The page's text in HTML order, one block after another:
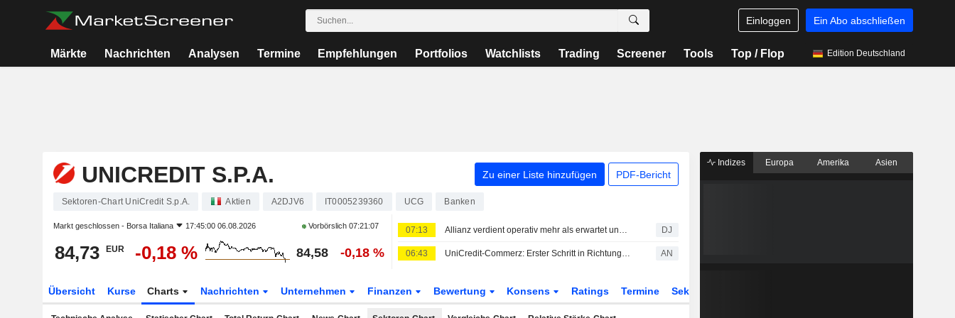
Einloggen Ein Abo abschließen
Märkte Nachrichten Analysen Termine Empfehlungen Portfolios Watchlists Trading Screener Tools Top / Flop Edition Deutschland
UNICREDIT S.P.A. Zu einer Liste hinzufügen PDF-Bericht
Sektoren-Chart UniCredit S.p.A. Aktien A2DJV6 IT0005239360 UCG Banken
Markt geschlossen - Borsa Italiana 17:45:00 06.08.2026 Vorbörslich 07:21:07
84,73 EUR -0,18 % 84,58 -0,18 %
07:13 Allianz verdient operativ mehr als erwartet und bestätigt Ausblick DJ
06:43 UniCredit-Commerz: Erster Schritt in Richtung EU-Bankenkonsolidierung AN
Übersicht Kurse Charts Nachrichten Unternehmen Finanzen Bewertung Konsens Ratings Termine Sektor
Indizes Europa Amerika Asien